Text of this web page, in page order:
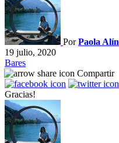
PorPaola Alín
19 julio, 2020
Bares
Compartir
Gracias!